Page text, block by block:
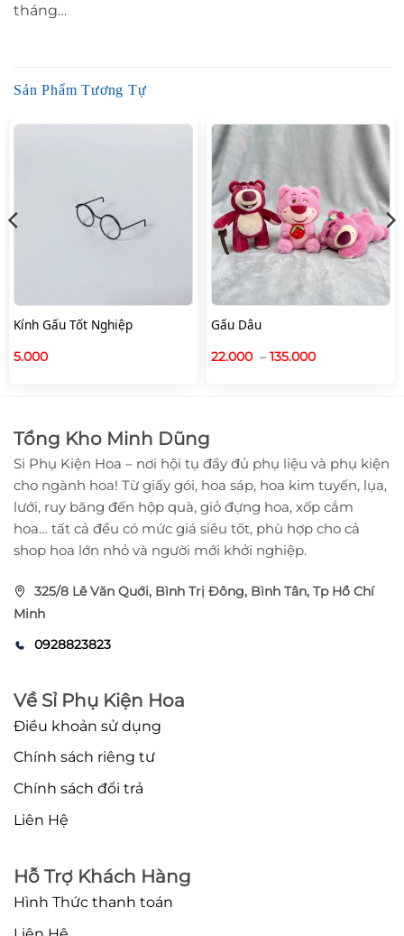
tháng…
Sản Phẩm Tương Tự
Kính Gấu Tốt Nghiệp
5.000
Gấu Dâu
22.000 – 135.000
Tổng Kho Minh Dũng
Si Phụ Kiện Hoa – nơi hội tụ đầy đủ phụ liệu và phụ kiện
cho ngành hoa! Từ giấy gói, hoa sáp, hoa kim tuyến, lụa,
lưới, ruy băng đến hộp quà, giỏ đựng hoa, xốp cắm
hoa… tất cả đều có mức giá siêu tốt, phù hợp cho cả
shop hoa lớn nhỏ và người mới khởi nghiệp.
325/8 Lê Văn Quới, Bình Trị Đông, Bình Tân, Tp Hồ Chí
Minh
0928823823
Về Sỉ Phụ Kiện Hoa
Điều khoản sử dụng
Chính sách riêng tư
Chính sách đổi trả
Liên Hệ
Hỗ Trợ Khách Hàng
Hình Thức thanh toán